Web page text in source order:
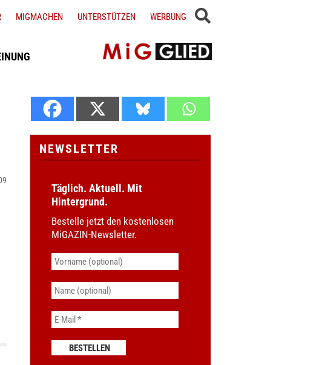
MIGMACHEN UNTERSTÜTZEN WERBUNG
NEWSLETTER
Täglich. Aktuell. Mit
Hintergrund.
Bestelle jetzt den kostenlosen
MiGAZIN-Newsletter.